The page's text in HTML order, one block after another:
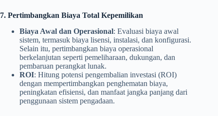
7. Pertimbangkan Biaya Total Kepemilikan
Biaya Awal dan Operasional: Evaluasi biaya awal
sistem, termasuk biaya lisensi, instalasi, dan konfigurasi.
Selain itu, pertimbangkan biaya operasional
berkelanjutan seperti pemeliharaan, dukungan, dan
pembaruan perangkat lunak.
ROI: Hitung potensi pengembalian investasi (ROI)
dengan mempertimbangkan penghematan biaya,
peningkatan efisiensi, dan manfaat jangka panjang dari
penggunaan sistem pengadaan.